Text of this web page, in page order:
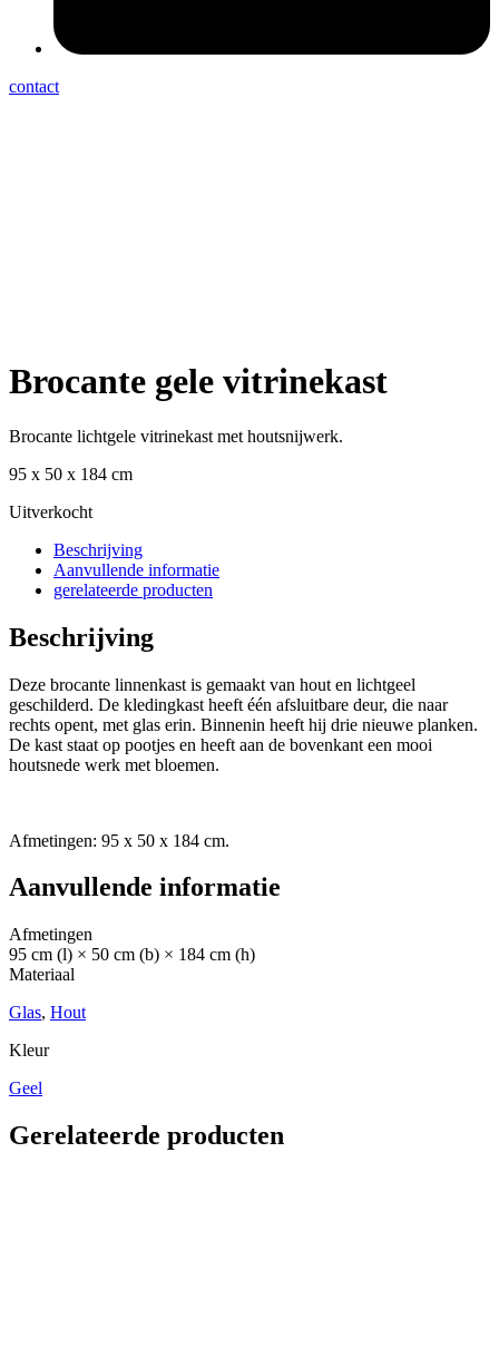
contact
Brocante gele vitrinekast
Brocante lichtgele vitrinekast met houtsnijwerk.
95 x 50 x 184 cm
Uitverkocht
Beschrijving
Aanvullende informatie
gerelateerde producten
Beschrijving
Deze brocante linnenkast is gemaakt van hout en lichtgeel
geschilderd. De kledingkast heeft één afsluitbare deur, die naar
rechts opent, met glas erin. Binnenin heeft hij drie nieuwe planken.
De kast staat op pootjes en heeft aan de bovenkant een mooi
houtsnede werk met bloemen.
Afmetingen: 95 x 50 x 184 cm.
Aanvullende informatie
Afmetingen
95 cm (l) × 50 cm (b) × 184 cm (h)
Materiaal
Glas, Hout
Kleur
Geel
Gerelateerde producten